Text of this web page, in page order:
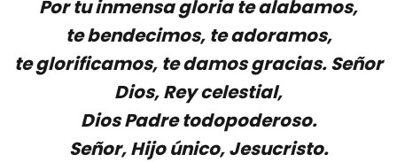
Por tu inmensa gloria te alabamos,
te bendecimos, te adoramos,
te glorificamos, te damos gracias. Señor
Dios, Rey celestial,
Dios Padre todopoderoso.
Señor, Hijo único, Jesucristo.